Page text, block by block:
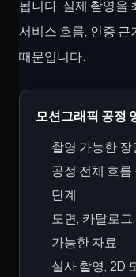
됩니다. 실제 촬영을
서비스 흐름, 인증
때문입니다.
모션그래픽 공정
촬영 가능한
공정 전체 흐
단계
도면, 카탈로
가능한 자료
실사 촬영, 2D